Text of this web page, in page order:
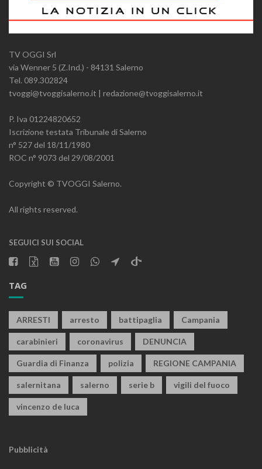
TV OGGI Srl
via Wenner 5 (Z.Ind.) - 84131 Salerno
Tel. 089.302824
tvoggi@tvoggisalerno.it | redazione@tvoggisalerno.it
P. Iva 01224820652
Iscrizione testata Tribunale di Salerno
n° 527 del 18/11/1980
ROC n° 9073 del 29/08/2001
Copyright © TVOGGI Salerno.
All rights reserved.
SEGUICI SUI SOCIAL
TAG
ARRESTI arresto battipaglia Campania
carabinieri coronavirus DENUNCIA
Guardia di Finanza polizia REGIONE CAMPANIA
salernitana salerno serie b vigili del fuoco
vincenzo de luca
Pubblicità